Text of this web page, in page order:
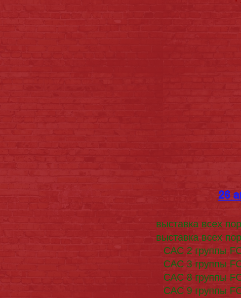
26
выставка всех
выставка всех
САС 2 группы
САС 3 группы
САС 8 группы
САС 9 группы